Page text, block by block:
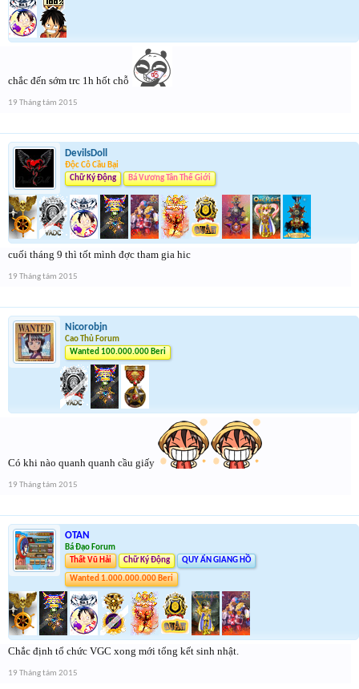
chắc đến sớm trc 1h hốt chỗ
19 Tháng tám 2015
DevilsDoll
Độc Cô Cầu Bại
Chữ Ký Động
Bá Vương Tân Thế Giới
cuối tháng 9 thì tốt mình đợc tham gia hic
19 Tháng tám 2015
Nicorobjn
Cao Thủ Forum
Wanted 100.000.000 Beri
Có khi nào quanh quanh cầu giấy
19 Tháng tám 2015
OTAN
Bá Đạo Forum
Thất Vũ Hải
Chữ Ký Động QUY ẨN GIANG HỒ
Wanted 1.000.000.000 Beri
Chắc định tổ chức VGC xong mới tổng kết sinh nhật.
19 Tháng tám 2015